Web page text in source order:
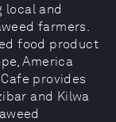
local and
farmers.
food product
America
provides
and Kilwa